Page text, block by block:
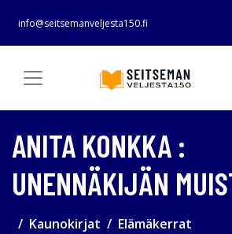
info@seitsemanveljesta150.fi
ANITA KONKKA :
UNENNÄKIJÄN
Kaunokirjat Elämäkerrat